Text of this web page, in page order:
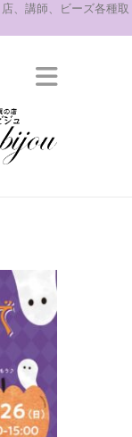
、講師、ビーズ各種取